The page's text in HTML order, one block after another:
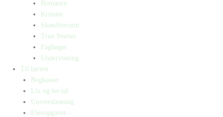
Romance
Krimier
Skønlitteratur
True Stories
Fagbøger
Undervisning
Til lærere
Bogkasser
Lix og let-tal
Universlæsning
Elevopgaver